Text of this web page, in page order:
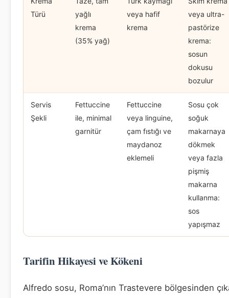
Türü
yağlı
krema
(35% yağ)
veya hafif
krema
veya ultra-
pastörize
krema:
sosun
dokusu
bozulur
Servis
Şekli
Fettuccine
ile, minimal
garnitür
Fettuccine
veya linguine,
çam fıstığı ve
maydanoz
eklemeli
Sosu çok
soğuk
makarnaya
dökmek
veya fazla
pişmiş
makarna
kullanma:
sos
yapışmaz
Tarifin Hikayesi ve Kökeni
Alfredo sosu, Roma’nın Trastevere bölgesinden